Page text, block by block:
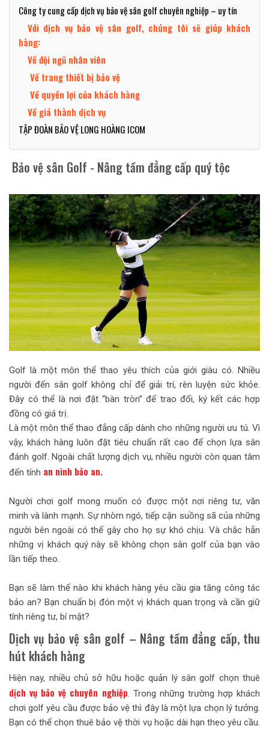
Công ty cung cấp dịch vụ bảo vệ sân golf chuyên nghiệp – uy tín
Với dịch vụ bảo vệ sân golf, chúng tôi sẽ giúp khách
hàng:
Về đội ngũ nhân viên
Về trang thiết bị bảo vệ
Về quyền lợi của khách hàng
Về giá thành dịch vụ
TẬP ĐOÀN BẢO VỆ LONG HOÀNG ICOM
Bảo vệ sân Golf - Nâng tầm đẳng cấp quý tộc
Golf là một môn thể thao yêu thích của giới giàu có. Nhiều
người đến sân golf không chỉ để giải trí, rèn luyện sức khỏe.
Đây có thể là nơi đặt “bàn tròn” để trao đổi, ký kết các hợp
đồng có giá trị.
Là một môn thể thao đẳng cấp dành cho những người ưu tú. Vì
vậy, khách hàng luôn đặt tiêu chuẩn rất cao để chọn lựa sân
đánh golf. Ngoài chất lượng dịch vụ, nhiều người còn quan tâm
đến tính an ninh bảo an.
Người chơi golf mong muốn có được một nơi riêng tư, văn
minh và lành mạnh. Sự nhòm ngó, tiếp cận suồng sã của những
người bên ngoài có thể gây cho họ sự khó chịu. Và chắc hẳn
những vị khách quý này sẽ không chọn sân golf của bạn vào
lần tiếp theo.
Bạn sẽ làm thế nào khi khách hàng yêu cầu gia tăng công tác
bảo an? Bạn chuẩn bị đón một vị khách quan trọng và cần giữ
tính riêng tư, bí mật?
Dịch vụ bảo vệ sân golf – Nâng tầm đẳng cấp, thu
hút khách hàng
Hiện nay, nhiều chủ sở hữu hoặc quản lý sân golf chọn thuê
dịch vụ bảo vệ chuyên nghiệp. Trong những trường hợp khách
chơi golf yêu cầu được bảo vệ thì đây là một lựa chọn lý tưởng.
Bạn có thể chọn thuê bảo vệ thời vụ hoặc dài hạn theo yêu cầu.